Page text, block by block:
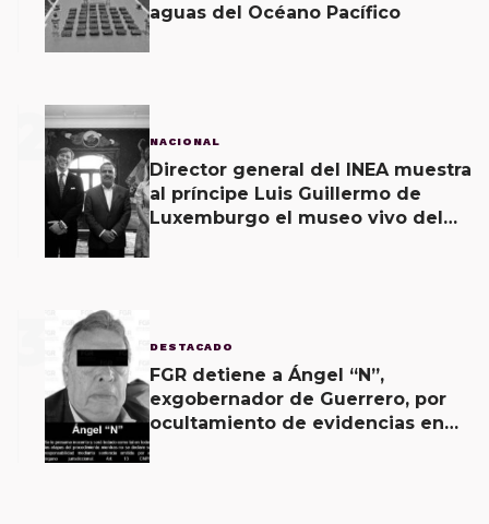
aguas del Océano Pacífico
2 NACIONAL
Director general del INEA muestra
al príncipe Luis Guillermo de
Luxemburgo el museo vivo del
DESTACADO
FGR detiene a Ángel “N”,
exgobernador de Guerrero, por
ocultamiento de evidencias en